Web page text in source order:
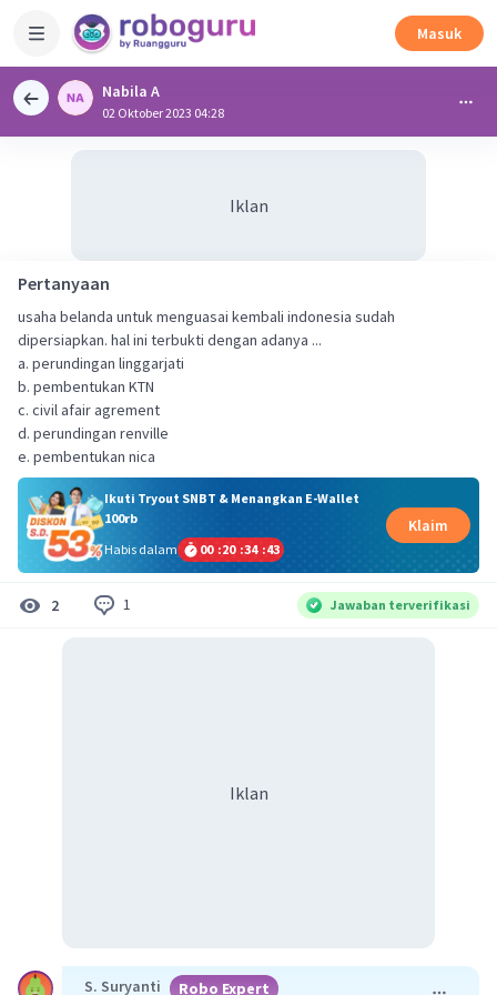
Masuk
Nabila A
02 Oktober 2023 04:28
Iklan
Pertanyaan
usaha belanda untuk menguasai kembali indonesia sudah
dipersiapkan. hal ini terbukti dengan adanya ...
a. perundingan linggarjati
b. pembentukan KTN
c. civil afair agrement
d. perundingan renville
e. pembentukan nica
Ikuti Tryout SNBT & Menangkan E-Wallet
100rb
Habis dalam
00 :20 :34 :42
Klaim
2 1 Jawaban terverifikasi
Iklan
S. Suryanti Robo Expert